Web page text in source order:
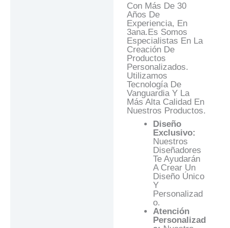
Con Más De 30
Años De
Experiencia, En
3ana.es Somos
Especialistas En La
Creación De
Productos
Personalizados.
Utilizamos
Tecnología De
Vanguardia Y La
Más Alta Calidad En
Nuestros Productos.
Diseño
Exclusivo:
Nuestros
Diseñadores
Te Ayudarán
A Crear Un
Diseño Único
Y
Personalizad
O.
Atención
Personalizad